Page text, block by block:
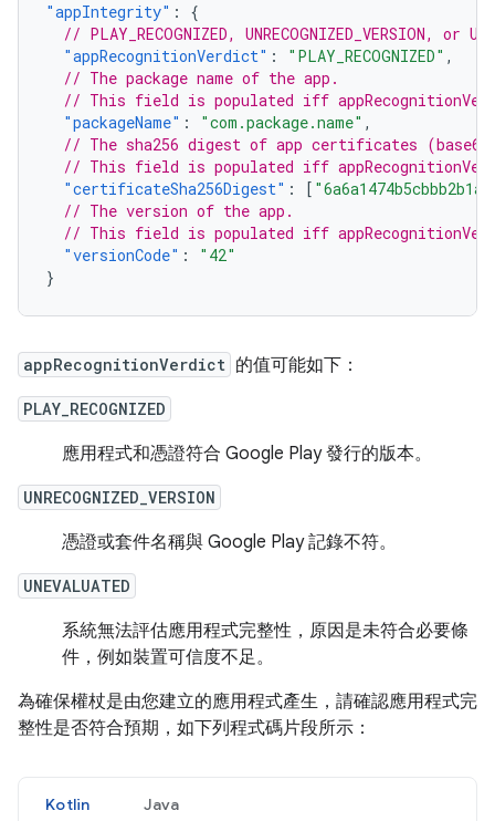
"appIntegrity" :
{
// PLAY_RECOGNIZED, UNRECOGNIZED_VERSION, or
"appRecognitionVerdict" : "PLAY_RECOGNIZED" ,
// The package name of the app.
// This field is populated iff
"packageName" : "com.package.name" ,
// The sha256 digest of app certificates (base64-
// This field is populated iff
"certificateSha256Digest" : [
// The version of the app.
// This field is populated iff
"versionCode" :
"42"
}
appRecognitionVerdict 的值可能如下：
PLAY_RECOGNIZED
應用程式和憑證符合 Google Play 發行的版本。
UNRECOGNIZED_VERSION
憑證或套件名稱與 Google Play 記錄不符。
UNEVALUATED
系統無法評估應用程式完整性，原因是未符合必要條
件，例如裝置可信度不足。
為確保權杖是由您建立的應用程式產生，請確認應用程式完
整性是否符合預期，如下列程式碼片段所示：
Kotlin Java